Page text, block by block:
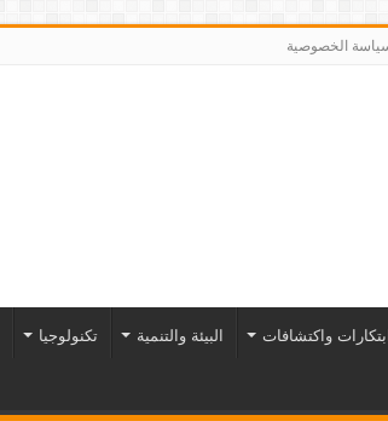
الخصوصية
ابتكارات واكتشافات البيئة والتنمية تكنولوجيا